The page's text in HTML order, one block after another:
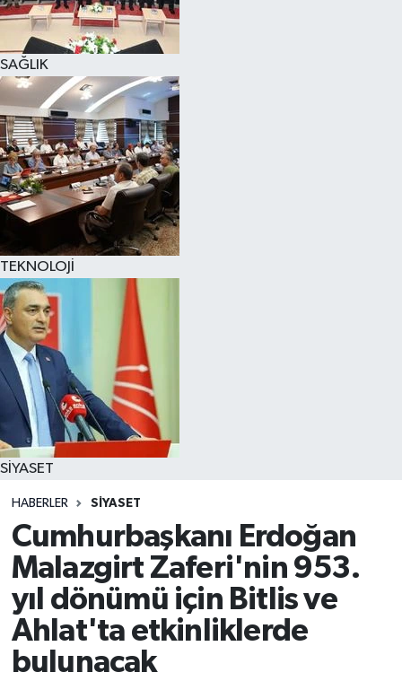
SAĞLIK
TEKNOLOJİ
SİYASET
HABERLER SİYASET
Cumhurbaşkanı Erdoğan
Malazgirt Zaferi'nin 953.
yıl dönümü için Bitlis ve
Ahlat'ta etkinliklerde
bulunacak